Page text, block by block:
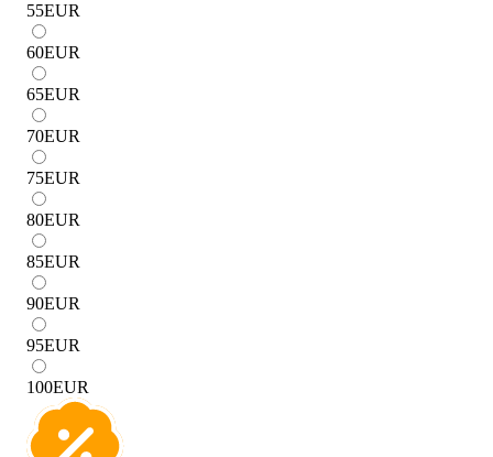
55EUR
60EUR
65EUR
70EUR
75EUR
80EUR
85EUR
90EUR
95EUR
100EUR